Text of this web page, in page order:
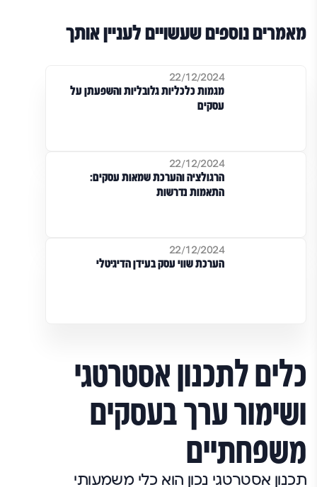
מאמרים נוספים שעשויים לעניין אותך
22/12/2024
מגמות כלכליות גלובליות והשפעתן על
עסקים
22/12/2024
הרגולציה והערכת שמאות עסקים:
התאמות נדרשות
22/12/2024
הערכת שווי עסק בעידן הדיגיטלי
כלים לתכנון אסטרטגי
ושימור ערך בעסקים
משפחתיים
תכנון אסטרטגי נכון הוא כלי משמעותי